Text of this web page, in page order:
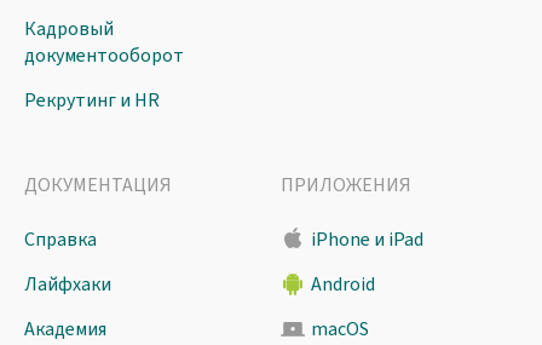
Кадровый
документооборот
Рекрутинг и HR
ДОКУМЕНТАЦИЯ
Справка
Лайфхаки
Академия
ПРИЛОЖЕНИЯ
iPhone и iPad
Android
macOS